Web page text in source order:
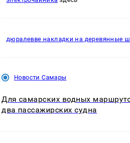
дюралевве накладки на деревянные
Новости Самары
Для самарских водных
два пассажирских судна